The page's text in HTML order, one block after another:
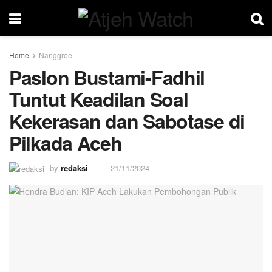
Home Nanggroe
Paslon Bustami-Fadhil
Tuntut Keadilan Soal
Kekerasan dan Sabotase di
Pilkada Aceh
by redaksi 21/11/2024